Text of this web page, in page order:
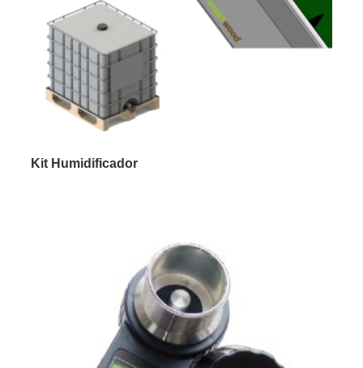
Kit Humidificador